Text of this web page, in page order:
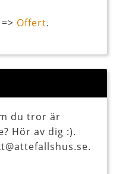
Offert.
du tror är
Hör av dig :).